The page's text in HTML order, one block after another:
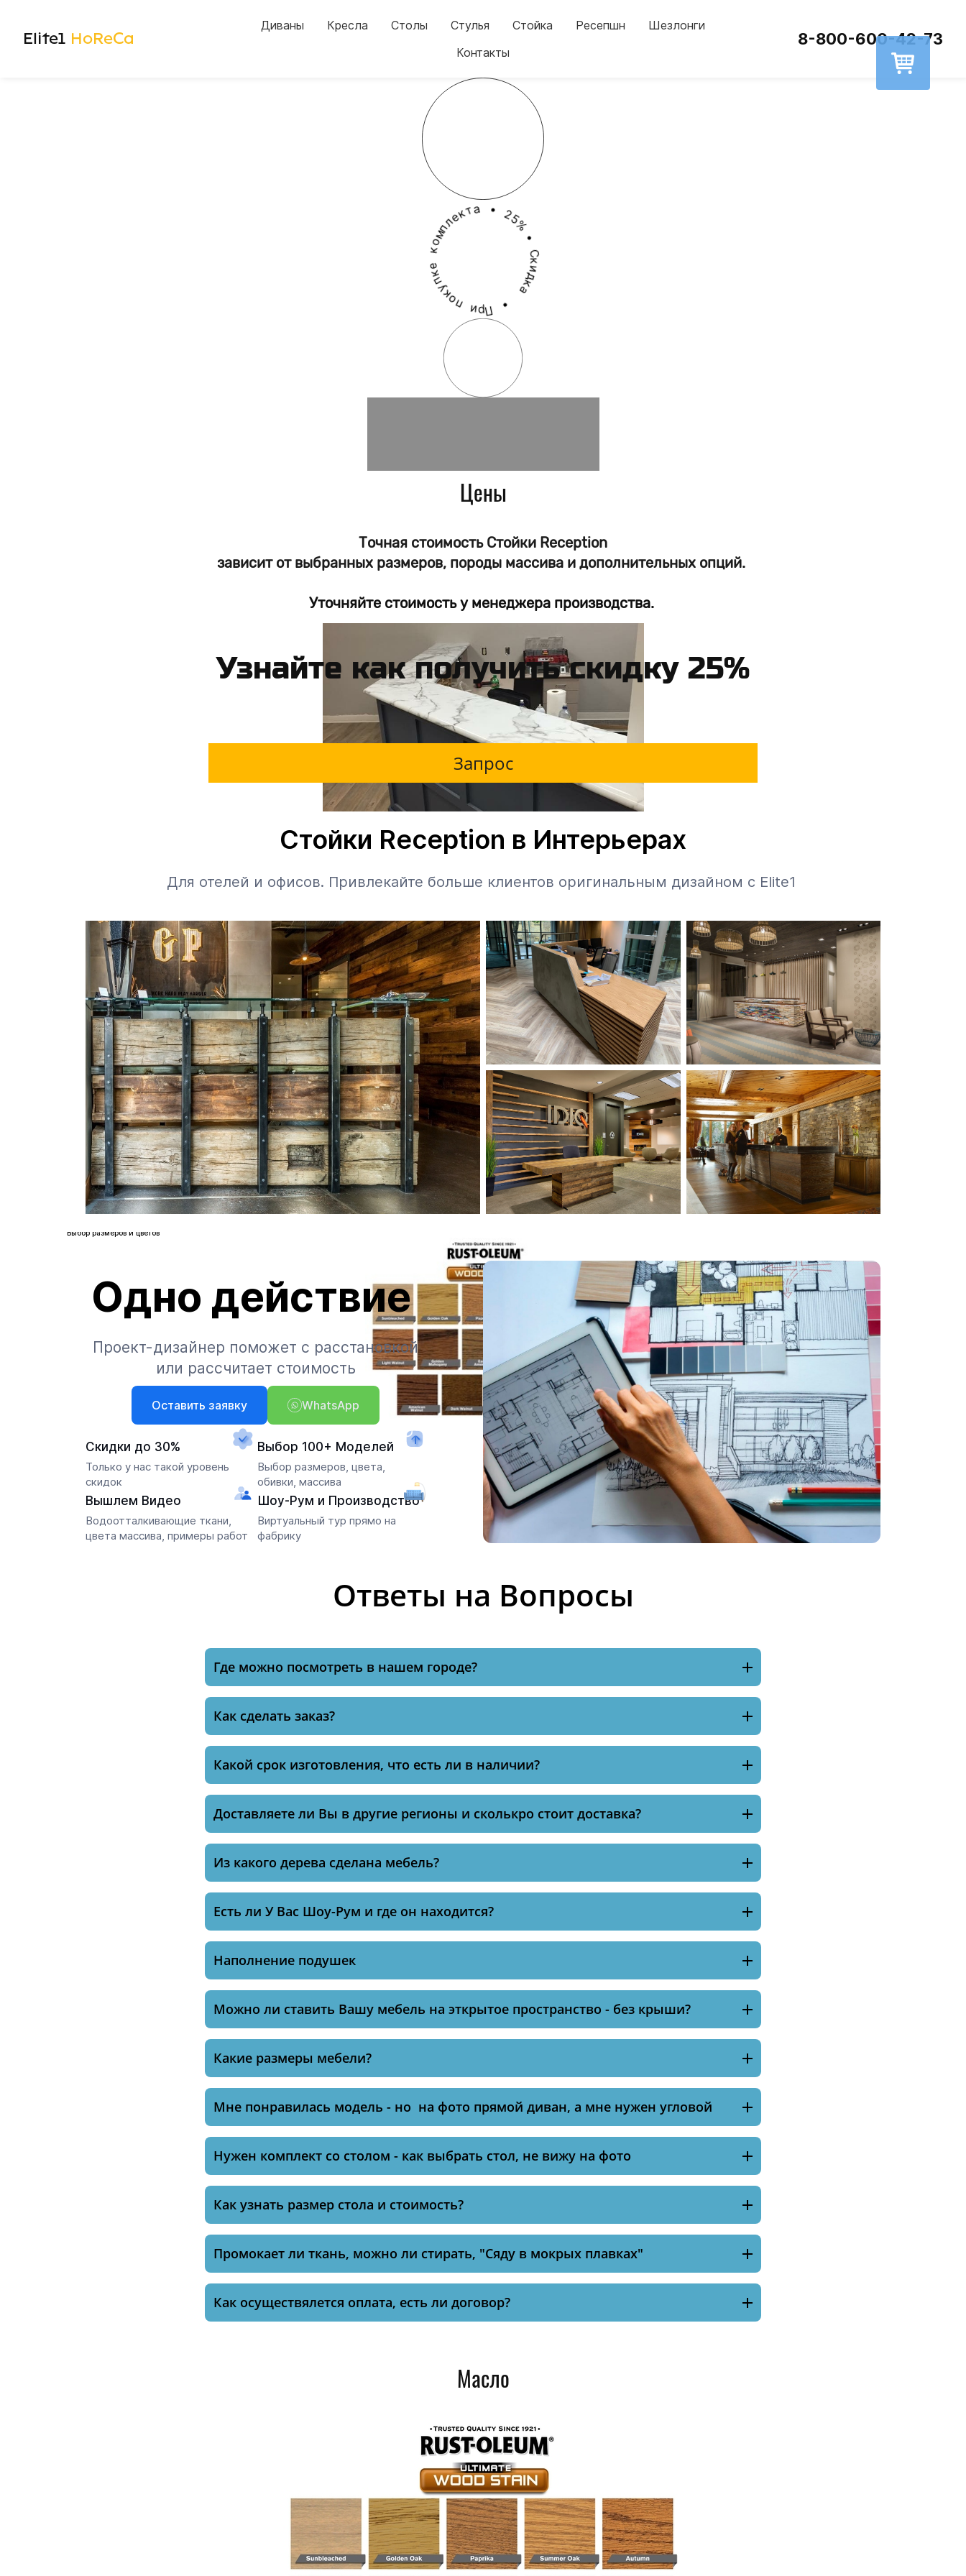
Elite1 HoReCa
Диваны Кресла Столы Стулья Стойка Ресепшн
Шезлонги
Контакты
8-800-600-42-73
С
к
и
д
к
•
П
р
и
п
о
к
у
п
е
к
о
м
плект а •
2
5%
•
Cтойки Reception
из Массива
Сосна
Лиственница
Дуб
Бук
Ясень
Выбор размеров
Выбор цвета
Покрытие Масло - защита от
влаги
Доставка до обьекта по РФ
От 45000р. м.п
Выбор размеров и цветов
Цены
Точная стоимость Стойки Reception
зависит от выбранных размеров, породы массива и дополнительных опций.
Уточняйте стоимость у менеджера производства.
Узнайте как получить скидку 25%
Запрос
Стойки Reception в Интерьерах
Для отелей и офисов. Привлекайте больше клиентов оригинальным дизайном с Elite1
Одно действие
Проект-дизайнер поможет с расстановкой
или рассчитает стоимость
Оставить заявку WhatsApp
Скидки до 30%
Только у нас такой уровень
скидок
Выбор 100+ Моделей
Выбор размеров, цвета,
обивки, массива
Вышлем Видео
Водоотталкивающие ткани,
цвета массива, примеры работ
Шоу-Рум и Производство
Виртуальный тур прямо на
фабрику
Ответы на Вопросы
Где можно посмотреть в нашем городе?
Как сделать заказ?
Какой срок изготовления, что есть ли в наличии?
Доставляете ли Вы в другие регионы и сколькро стоит доставка?
Из какого дерева сделана мебель?
Есть ли У Вас Шоу-Рум и где он находится?
Наполнение подушек
Можно ли ставить Вашу мебель на эткрытое пространство - без крыши?
Какие размеры мебели?
Мне понравилась модель - но на фото прямой диван, а мне нужен угловой
Нужен комплект со столом - как выбрать стол, не вижу на фото
Как узнать размер стола и стоимость?
Промокает ли ткань, можно ли стирать, "Сяду в мокрых плавках"
Как осуществялется оплата, есть ли договор?
Масло